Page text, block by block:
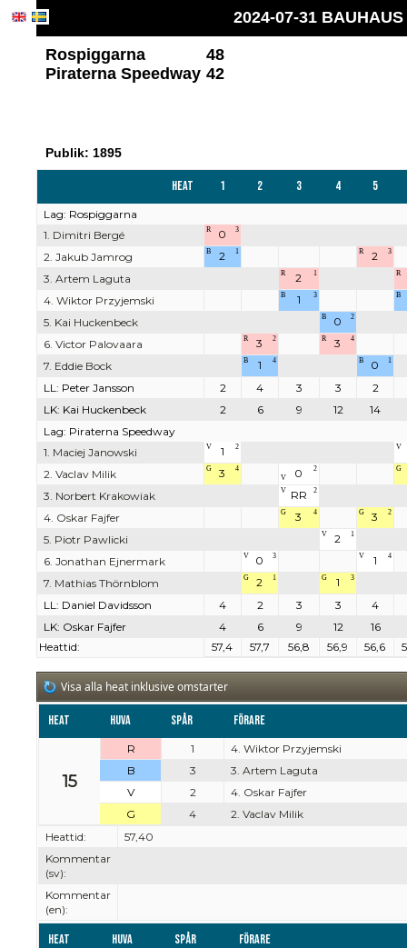
2024-07-31
Rospiggarna
48
Piraterna Speedway 42
Publik: 1895
Heat 1 2 3 4 5
Lag: Rospiggarna
1. Dimitri Bergé
R 0 3
2. Jakub Jamrog B 2 1 R 2 3
3. Artem Laguta R 2 1 R
4. Wiktor Przyjemski B 1 3 B
5. Kai Huckenbeck B 0 2
6. Victor Palovaara R 3 2 R 3 4
7. Eddie Bock B 1 4 B 0 1
LL: Peter Jansson 2 4 3 3
2
LK: Kai Huckenbeck
2 6 9 12
14
Lag: Piraterna Speedway
1. Maciej Janowski
V 1 2 V
2. Vaclav Milik G 3 4 0
2
V
G
3. Norbert Krakowiak V RR 2
4. Oskar Fajfer G 3 4 G 3 2
5. Piotr Pawlicki V 2 1
6. Jonathan Ejnermark V 0 3 V 1 4
7. Mathias Thörnblom G 2 1 G 1 3
LL: Daniel Davidsson 4 2 3 3
4
LK: Oskar Fajfer
4 6 9 12
16
Heattid:
57,4 57,7 56,8 56,9 56,6
Visa alla heat inklusive omstarter
Heat Huva Spår Förare
15
R 1
4. Wiktor Przyjemski
B
3
3. Artem Laguta
V
2
4. Oskar Fajfer
G
4
2. Vaclav Milik
Heattid:
57,40
Kommentar
(sv):
Kommentar
(en):
Heat Huva Spår Förare